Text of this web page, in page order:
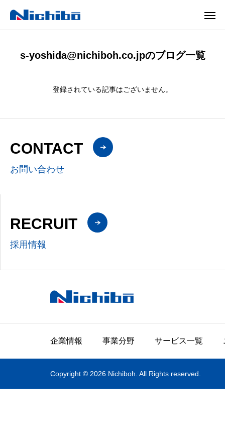
s-yoshida@nichiboh.co.jpのブログ一覧
登録されている記事はございません。
CONTACT
お問い合わせ
RECRUIT
採用情報
企業情報 事業分野 サービス一覧
Copyright © 2026 Nichiboh. All Rights reserved.